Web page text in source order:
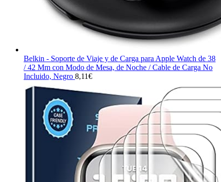
Belkin - Soporte de Viaje y de Carga para Apple Watch de 38
/ 42 Mm con Modo de Mesa, de Noche / Cable de Carga No
Incluido, Negro 8,11€